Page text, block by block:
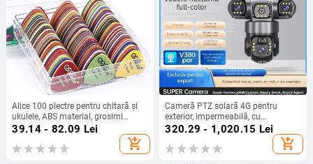
Alice 100 plectre pentru chitară și
ukulele, ABS material, grosimi
variate 0.58-1.5 mm
39.14 - 82.09 Lei
add_shopping_cart
Cameră PTZ solară 4G pentru
exterior, impermeabilă, cu
monitorizare HD, fără cabluri,
vizionare la distanță prin telefon
320.29 - 1,020.15 Lei
add_shopping_cart